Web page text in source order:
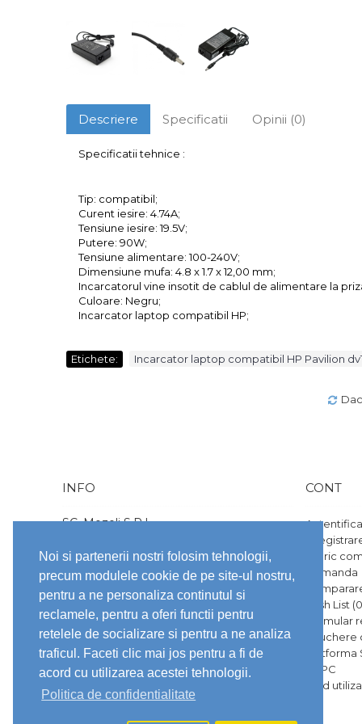
Noi si partenerii nostri folosim tehnologii,
precum modulele cookie de pe site-ul nostru,
pentru a ne personaliza continutul si
reclamele, pentru a oferi functii pentru
retelele de socializare si pentru a ne analiza
traficul. Faceti clic mai jos pentru a fi de
acord cu utilizarea acestei tehnologii.
Politica de confidentialitate
Descriere Specificatii Opinii (0)
Specificatii tehnice :
Tip: compatibil;
Curent iesire: 4.74A;
Tensiune iesire: 19.5V;
Putere: 90W;
Tensiune alimentare: 100-240V;
Dimensiune mufa: 4.8 x 1.7 x 12,00 mm;
Incarcatorul vine insotit de cablul de alimentare la
Culoare: Negru;
Incarcator laptop compatibil HP;
Etichete: Incarcator laptop compatibil HP Pavilion
INFO
SC. Mozeli S.R.L
Nr. ord. reg. com.: J23/2102/2024
str. 1 Decembrie, nr. 165, vila 2
Tunari, Ilfov
office@laptopware.ro
0741752451
Brandurile prezentate pe site sunt
marci inregistrate ale proprietarilor lor.
Toate preturile afisate pe site sunt
exprimate in LEI.
CONT
Istoric
Comanda
Wish List (
Formular
Platforma
ANPC
Ghid